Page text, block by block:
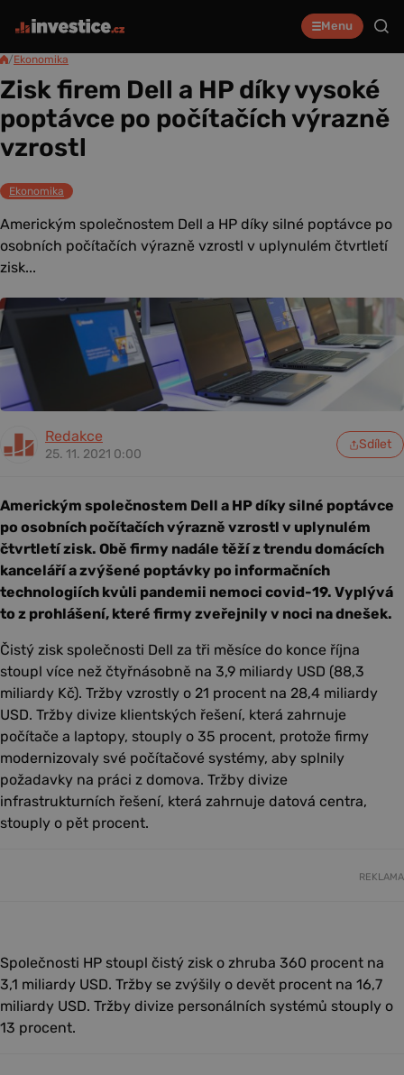
Menu
/Ekonomika
Zisk firem Dell a HP díky vysoké
poptávce po počítačích výrazně
vzrostl
Ekonomika
Americkým společnostem Dell a HP díky silné poptávce po
osobních počítačích výrazně vzrostl v uplynulém čtvrtletí
zisk...
Redakce
25. 11. 2021 0:00
Sdílet
Americkým společnostem Dell a HP díky silné poptávce
po osobních počítačích výrazně vzrostl v uplynulém
čtvrtletí zisk. Obě firmy nadále těží z trendu domácích
kanceláří a zvýšené poptávky po informačních
technologiích kvůli pandemii nemoci covid-19. Vyplývá
to z prohlášení, které firmy zveřejnily v noci na dnešek.
Čistý zisk společnosti Dell za tři měsíce do konce října
stoupl více než čtyřnásobně na 3,9 miliardy USD (88,3
miliardy Kč). Tržby vzrostly o 21 procent na 28,4 miliardy
USD. Tržby divize klientských řešení, která zahrnuje
počítače a laptopy, stouply o 35 procent, protože firmy
modernizovaly své počítačové systémy, aby splnily
požadavky na práci z domova. Tržby divize
infrastrukturních řešení, která zahrnuje datová centra,
stouply o pět procent.
REKLAMA
Společnosti HP stoupl čistý zisk o zhruba 360 procent na
3,1 miliardy USD. Tržby se zvýšily o devět procent na 16,7
miliardy USD. Tržby divize personálních systémů stouply o
13 procent.